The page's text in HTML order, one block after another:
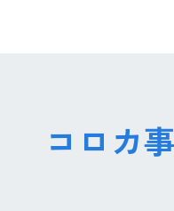
コロカ